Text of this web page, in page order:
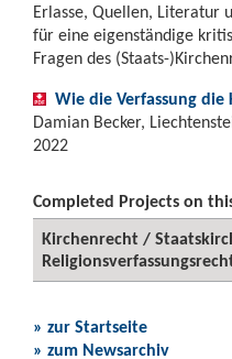
Erlasse, Quellen, Literatur
für eine eigenständige
Fragen des (Staats-
Wie die Verfassung die
Damian Becker,
2022
Completed Projects on
Kirchenrecht /
» zur Startseite
» zum Newsarchiv